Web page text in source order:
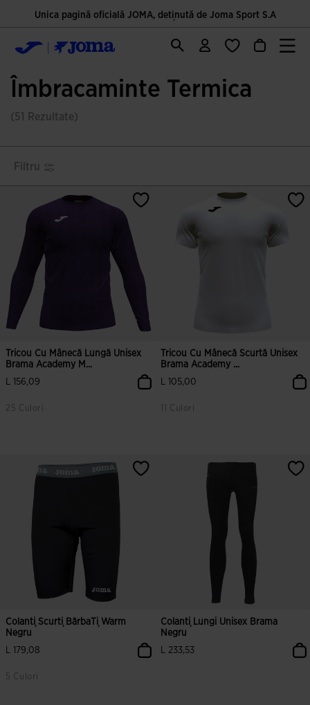
Unica pagină oficială JOMA, deținută de Joma Sport S.A
Îmbracaminte Termica
(51 Rezultate)
Filtru
Tricou Cu Mânecă Lungă Unisex
Brama Academy M...
L 156,09
25 Culori
Tricou Cu Mânecă Scurtă Unisex
Brama Academy ...
L 105,00
11 Culori
Colanți Scurți BărbaȚi Warm
Negru
L 179,08
5 Culori
Colanți Lungi Unisex Brama
Negru
L 233,53